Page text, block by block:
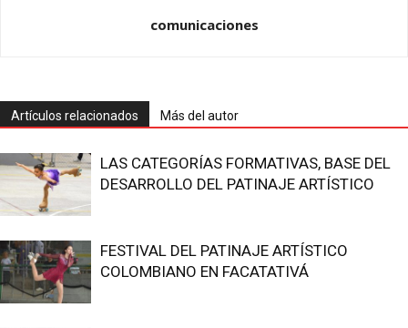
comunicaciones
Artículos relacionados Más del autor
LAS CATEGORÍAS FORMATIVAS, BASE DEL
DESARROLLO DEL PATINAJE ARTÍSTICO
FESTIVAL DEL PATINAJE ARTÍSTICO
COLOMBIANO EN FACATATIVÁ